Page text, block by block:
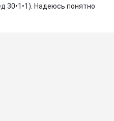
30•1•1). Надеюсь понятно